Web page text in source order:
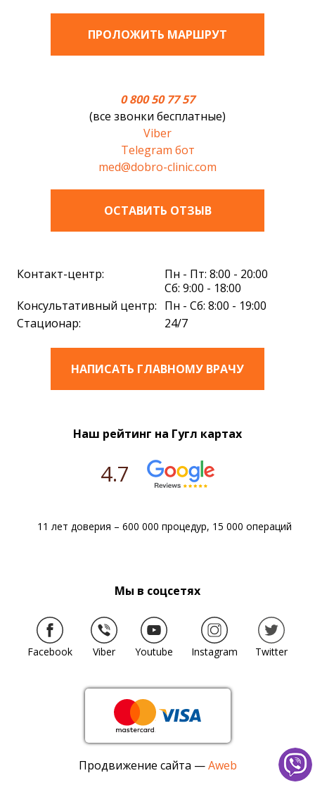
ПРОЛОЖИТЬ МАРШРУТ
0 800 50 77 57
(все звонки бесплатные)
Viber
Telegram бот
med@dobro-clinic.com
ОСТАВИТЬ ОТЗЫВ
Контакт-центр:
Пн - Пт: 8:00 - 20:00
Сб: 9:00 - 18:00
Консультативный центр: Пн - Сб: 8:00 - 19:00
Стационар:
24/7
НАПИСАТЬ ГЛАВНОМУ ВРАЧУ
Наш рейтинг на Гугл картах
4.7
11 лет доверия – 600 000 процедур, 15 000 операций
Мы в соцсетях
Facebook Viber Youtube Instagram Twitter
Продвижение сайта —Aweb